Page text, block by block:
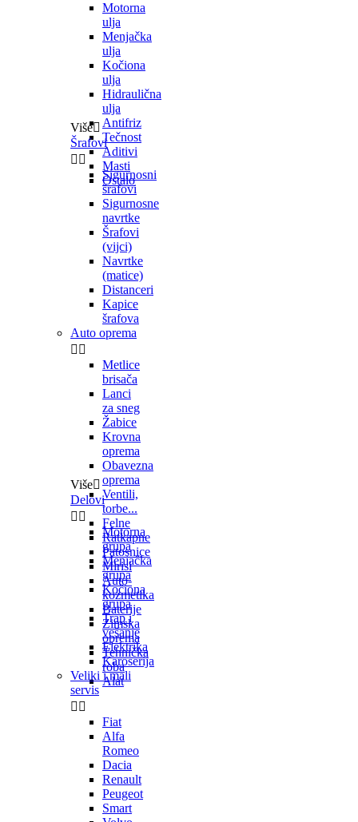
Motorna
ulja
Menjačka
ulja
Kočiona
ulja
Hidraulična
ulja
Antifriz
Tečnost
Aditivi
Masti
Ostalo
Više
Šrafovi
 
Sigurnosni
šrafovi
Sigurnosne
navrtke
Šrafovi
(vijci)
Navrtke
(matice)
Distanceri
Kapice
šrafova
Auto oprema
 
Metlice
brisača
Lanci
za sneg
Žabice
Krovna
oprema
Obavezna
oprema
Ventili,
torbe...
Felne
Ratkapne
Patosnice
Mirisi
Auto-
kozmetika
Baterije
Zimska
oprema
Tehnička
roba
Alat
Više
Delovi
 
Motorna
grupa
Menjačka
grupa
Kočiona
grupa
Trap i
vešanje
Elektrika
Karoserija
Veliki i mali
servis
 
Fiat
Alfa
Romeo
Dacia
Renault
Peugeot
Smart